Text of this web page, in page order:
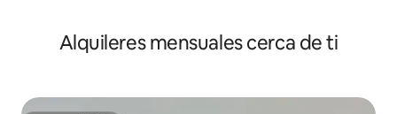
Alquileres mensuales cerca de ti